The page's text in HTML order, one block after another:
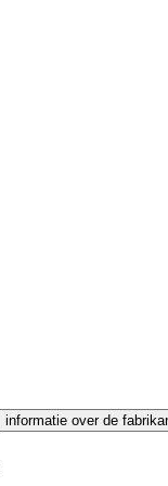
informatie over de